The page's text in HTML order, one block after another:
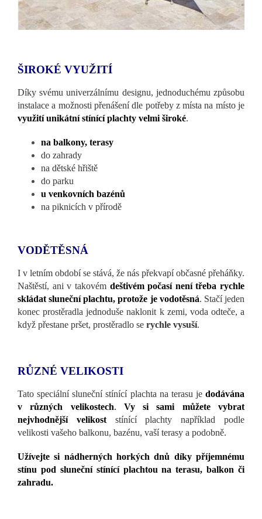
ŠIROKÉ VYUŽITÍ
Díky svému univerzálnímu designu, jednoduchému způsobu
instalace a možnosti přenášení dle potřeby z místa na místo je
využití unikátní stínící plachty velmi široké.
na balkony, terasy
do zahrady
na dětské hřiště
do parku
u venkovních bazénů
na piknicích v přírodě
VODĚTĚSNÁ
I v letním období se stává, že nás překvapí občasné přeháňky.
Naštěstí, ani v takovém deštivém počasí není třeba rychle
skládat sluneční plachtu, protože je vodotěsná. Stačí jeden
konec prostěradla jednoduše naklonit k zemi, voda odteče, a
když přestane pršet, prostěradlo se rychle vysuší.
RŮZNÉ VELIKOSTI
Tato speciální sluneční stínící plachta na terasu je dodávána
v různých velikostech. Vy si sami můžete vybrat
nejvhodnější velikoststínící plachty například podle
velikosti vašeho balkonu, bazénu, vaší terasy a podobně.
Užívejte si nádherných horkých dnů díky příjemnému
stínu pod sluneční stínící plachtou na terasu, balkon či
zahradu.